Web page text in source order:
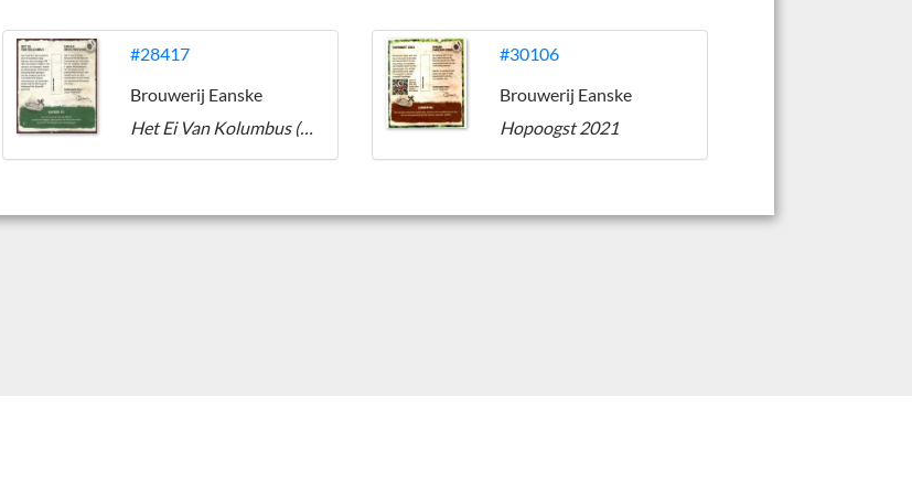
#28417
Brouwerij Eanske
Het Ei Van Kolumbus (American Red Ale)
#30106
Brouwerij Eanske
Hopoogst 2021